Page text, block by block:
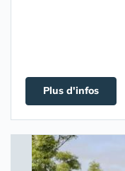
Plus d'infos